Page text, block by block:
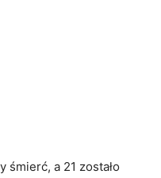
śmierć, a 21 zostało